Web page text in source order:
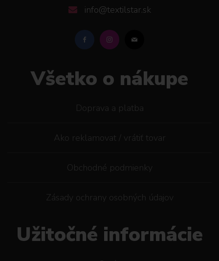
info@textilstar.sk
Všetko o nákupe
Doprava a platba
Ako reklamovat / vrátiť tovar
Obchodné podmienky
Zásady ochrany osobných údajov
Užitočné informácie